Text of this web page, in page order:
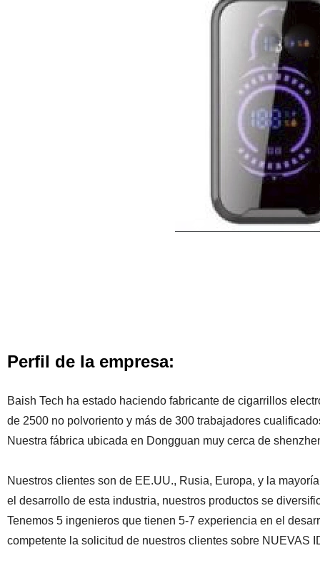
Perfil de la empresa:
Baish Tech ha estado haciendo fabricante de cigarrillos
de 2500 no polvoriento y más de 300 trabajadores
Nuestra fábrica ubicada en Dongguan muy cerca de
Nuestros clientes son de EE.UU., Rusia, Europa, y la
el desarrollo de esta industria, nuestros productos se
Tenemos 5 ingenieros que tienen 5-7 experiencia en el
competente la solicitud de nuestros clientes sobre NUEVAS